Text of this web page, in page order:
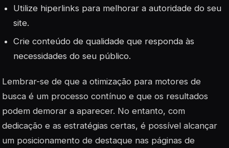
Utilize hiperlinks para melhorar a autoridade do seu
site.
Crie conteúdo de qualidade que responda às
necessidades do seu público.
Lembrar-se de que a otimização para motores de
busca é um processo contínuo e que os resultados
podem demorar a aparecer. No entanto, com
dedicação e as estratégias certas, é possível alcançar
um posicionamento de destaque nas páginas de